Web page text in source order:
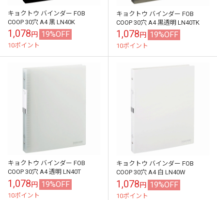
キョクトウ バインダー FOB
COOP 30穴 A4 黒 LN40K
1,078円 19%OFF
10ポイント
キョクトウ バインダー FOB
COOP 30穴 A4 黒透明 LN40TK
1,078円 19%OFF
10ポイント
キョクトウ バインダー FOB
COOP 30穴 A4 透明 LN40T
1,078円 19%OFF
10ポイント
キョクトウ バインダー FOB
COOP 30穴 A4 白 LN40W
1,078円 19%OFF
10ポイント